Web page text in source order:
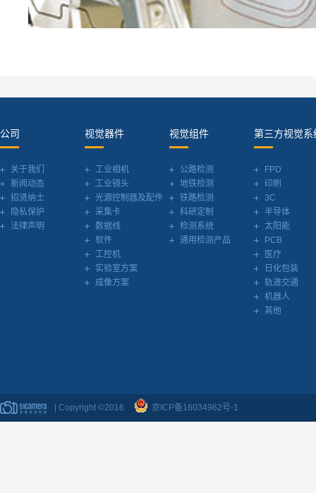
公司
关于我们
新闻动态
招贤纳士
隐私保护
法律声明
视觉器件
工业相机
工业镜头
光源控制器及配件
采集卡
数据线
软件
工控机
实验室方案
成像方案
视觉组件
公路检测
地铁检测
铁路检测
科研定制
检测系统
通用检测产品
第三方视觉系
FPD
印刷
3C
半导体
太阳能
PCB
医疗
日化包装
轨道交通
机器人
其他
| Copyright ©2016 京ICP备16034962号-1